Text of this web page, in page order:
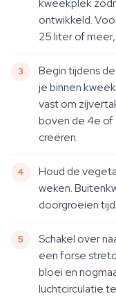
kweekplek
ontwikkeld.
25 liter of
Begin tijdens
je binnen
vast om
boven de 4e of
creëren.
Houd de
weken.
doorgroeien
Schakel over
een forse
bloei en
luchtcirculatie